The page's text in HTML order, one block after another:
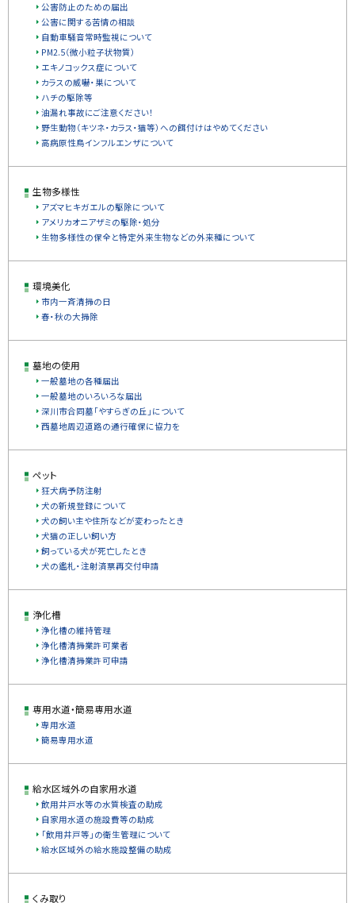
公害防止のための届出
公害に関する苦情の相談
自動車騒音常時監視について
PM2.5（微小粒子状物質）
エキノコックス症について
カラスの威嚇・巣について
ハチの駆除等
油漏れ事故にご注意ください！
野生動物（キツネ・カラス・猫等）への餌付けはやめてください
高病原性鳥インフルエンザについて
生物多様性
アズマヒキガエルの駆除について
アメリカオニアザミの駆除・処分
生物多様性の保全と特定外来生物などの外来種について
環境美化
市内一斉清掃の日
春・秋の大掃除
墓地の使用
一般墓地の各種届出
一般墓地のいろいろな届出
深川市合同墓「やすらぎの丘」について
西墓地周辺道路の通行確保に協力を
ペット
狂犬病予防注射
犬の新規登録について
犬の飼い主や住所などが変わったとき
犬猫の正しい飼い方
飼っている犬が死亡したとき
犬の鑑札・注射済票再交付申請
浄化槽
浄化槽の維持管理
浄化槽清掃業許可業者
浄化槽清掃業許可申請
専用水道・簡易専用水道
専用水道
簡易専用水道
給水区域外の自家用水道
飲用井戸水等の水質検査の助成
自家用水道の施設費等の助成
「飲用井戸等」の衛生管理について
給水区域外の給水施設整備の助成
くみ取り